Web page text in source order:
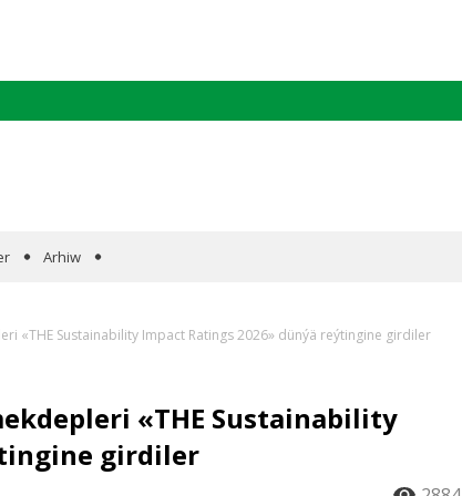
Arhiw
«THE Sustainability Impact Ratings 2026» dünýä reýtingine girdiler
«THE Sustainability
girdiler